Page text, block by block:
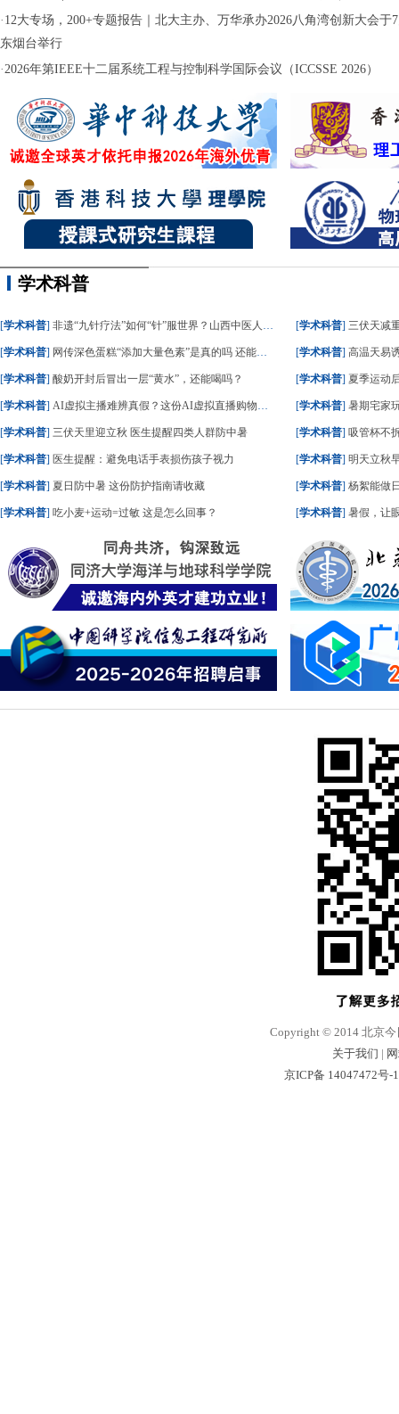
· 12大专场，200+专题报告｜北大主办、万华承办2026八角湾创新大会于
东烟台举行
·2026年第IEEE十二届系统工程与控制科学国际会议（ICCSSE 2026）
学术科普
[学术科普] 非遗“九针疗法”如何“针”服世界？山西中医人这样答
[学术科普] 网传深色蛋糕“添加大量色素”是真的吗 还能不能吃？
[学术科普] 酸奶开封后冒出一层“黄水”，还能喝吗？
[学术科普] AI虚拟主播难辨真假？这份AI虚拟直播购物指南请收好
[学术科普] 三伏天里迎立秋 医生提醒四类人群防中暑
[学术科普] 医生提醒：避免电话手表损伤孩子视力
[学术科普] 夏日防中暑 这份防护指南请收藏
[学术科普] 吃小麦+运动=过敏 这是怎么回事？
[学术科普] 三伏天减重
[学术科普] 高温天易
[学术科普] 夏季运动
[学术科普] 暑期宅家玩
[学术科普] 吸管杯不
[学术科普] 明天立秋早
[学术科普] 杨絮能做
[学术科普] 暑假，让
Copyright © 2014 北京今
关于我们 |
京ICP备 14047472号-